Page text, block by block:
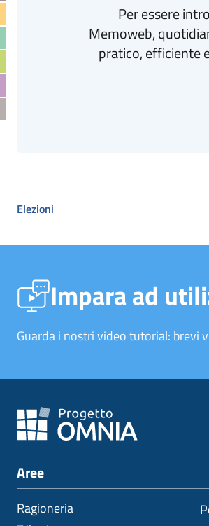
Per essere
Memoweb,
pratico, efficiente
Elezioni
Impara ad
Guarda i nostri video tutorial: brevi
Aree
Ragioneria